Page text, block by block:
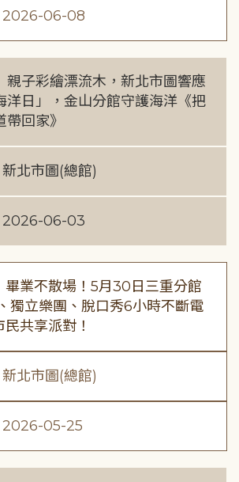
2026-06-08
親子彩繪漂流木，新北市圖響應
洋日」，金山分館守護海洋《把
回家》
新北市圖(總館)
2026-06-03
畢業不散場！5月30日三重分館
獨立樂團、脫口秀6小時不斷電
共享派對！
新北市圖(總館)
2026-05-25